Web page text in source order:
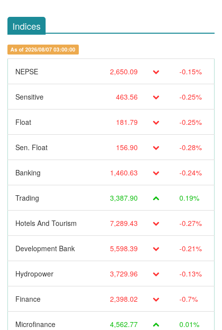
Indices
As of 2026/08/07 03:00:00
NEPSE 2,650.09 -0.15%
Sensitive 463.56 -0.25%
Float 181.79 -0.25%
Sen. Float 156.90 -0.28%
Banking 1,460.63 -0.24%
Trading 3,387.90 0.19%
Hotels And Tourism 7,289.43 -0.27%
Development Bank 5,598.39 -0.21%
Hydropower 3,729.96 -0.13%
Finance 2,398.02 -0.7%
Microfinance 4,562.77 0.01%